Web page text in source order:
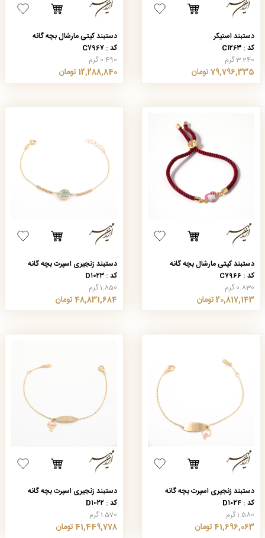
دستبند استیکر
کد : C۱۲۶۳
3.240 گرم
79,796,335 تومان
دستبند کیتی مارشال بچه گانه
کد : C۷۹۶۷
0.490 گرم
12,288,840 تومان
دستبند کیتی مارشال بچه گانه
کد : C۷۹۶۶
0.830 گرم
20,817,143 تومان
دستبند زنجیری اسپرت بچه گانه
کد : D۱۰۲۳
1.850 گرم
48,831,684 تومان
دستبند زنجیری اسپرت بچه گانه
کد : D۱۰۲۴
1.580 گرم
41,696,063 تومان
دستبند زنجیری اسپرت بچه گانه
کد : D۱۰۲۲
1.570 گرم
41,449,778 تومان